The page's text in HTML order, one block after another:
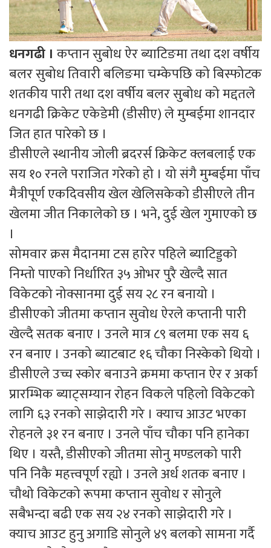
धनगढी । कप्तान सुबोध ऐर ब्याटिङमा तथा दश वर्षीय
बलर सुबोध तिवारी बलिङमा चम्केपछि को बिस्फोटक
शतकीय पारी तथा दश वर्षीय बलर सुबोध को मद्दतले
धनगढी क्रिकेट एकेडेमी (डीसीए) ले मुम्बईमा शानदार
जित हात पारेको छ ।
डीसीएले स्थानीय जोली ब्रदरर्स क्रिकेट क्लबलाई एक
सय १० रनले पराजित गरेको हो । यो संगै मुम्बईमा पाँच
मैत्रीपूर्ण एकदिवसीय खेल खेलिसकेको डीसीएले तीन
खेलमा जीत निकालेको छ । भने, दुई खेल गुमाएको छ
।
सोमवार क्रस मैदानमा टस हारेर पहिले ब्याटिड्डको
निम्तो पाएको निर्धारित ३५ ओभर पुरै खेल्दै सात
विकेटको नोक्सानमा दुई सय २८ रन बनायो ।
डीसीएको जीतमा कप्तान सुवोध ऐरले कप्तानी पारी
खेल्दै सतक बनाए । उनले मात्र ८९ बलमा एक सय ६
रन बनाए । उनको ब्याटबाट १६ चौका निस्केको थियो ।
डीसीएले उच्च स्कोर बनाउने क्रममा कप्तान ऐर र अर्का
प्रारम्भिक ब्याट्सम्यान रोहन विकले पहिलो विकेटको
लागि ६३ रनको साझेदारी गरे । क्याच आउट भएका
रोहनले ३१ रन बनाए । उनले पाँच चौका पनि हानेका
थिए । यस्तै, डीसीएको जीतमा सोनु मण्डलको पारी
पनि निकै महत्त्वपूर्ण रह्यो । उनले अर्ध शतक बनाए ।
चौथो विकेटको रूपमा कप्तान सुवोध र सोनुले
सबैभन्दा बढी एक सय २४ रनको साझेदारी गरे ।
क्याच आउट हुनु अगाडि सोनुले ४९ बलको सामना गर्दै